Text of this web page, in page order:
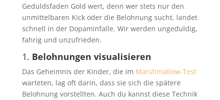
Geduldsfaden Gold wert, denn wer stets nur den
unmittelbaren Kick oder die Belohnung sucht, landet
schnell in der Dopaminfalle. Wir werden ungeduldig,
fahrig und unzufrieden.
1. Belohnungen visualisieren
Das Geheimnis der Kinder, die im Marshmallow-Test
warteten, lag oft darin, dass sie sich die spätere
Belohnung vorstellten. Auch du kannst diese Technik